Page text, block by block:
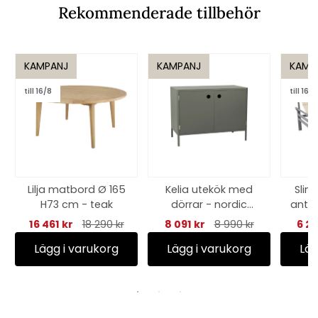
Rekommenderade tillbehör
KAMPANJ
till 16/8
Lilja matbord Ø 165
H73 cm - teak
16 461 kr
18 290 kr
Lägg i varukorg
KAMPANJ
Kelia utekök med
dörrar - nordic
green
8 091 kr 8 990 kr
Lägg i varukorg
till 16/8
6